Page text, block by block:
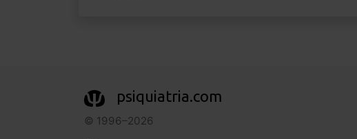
psiquiatria.com
© 1996–2026